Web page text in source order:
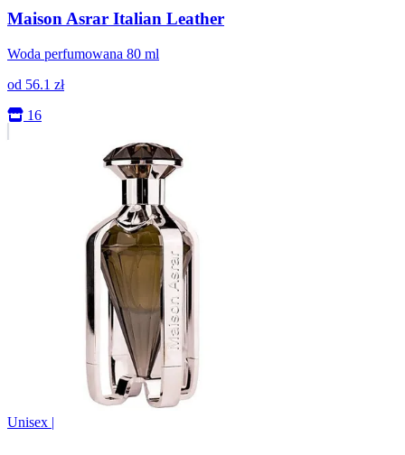
Maison Asrar Italian Leather
Woda perfumowana 80 ml
od 56.1 zł
16
Unisex |